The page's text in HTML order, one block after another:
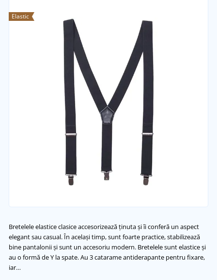
Elastic
Bretelele elastice clasice accesorizează ținuta și îi conferă un aspect
elegant sau casual. În același timp, sunt foarte practice, stabilizează
bine pantalonii și sunt un accesoriu modern. Bretelele sunt elastice și
au o formă de Y la spate. Au 3 catarame antiderapante pentru fixare,
iar…